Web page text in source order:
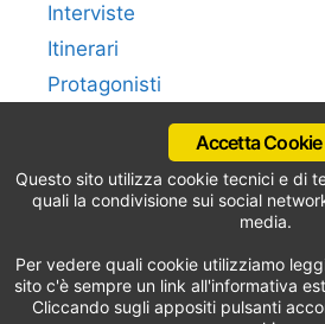
Interviste
Itinerari
Protagonisti
Newsplaza.it –Privacy
Accetta Cookie
Questo sito utilizza cookie tecnici e di
quali la condivisione sui social
media.
Per vedere quali cookie utilizziamo
sito c'è sempre un link all'informativa
Cliccando sugli appositi pulsanti